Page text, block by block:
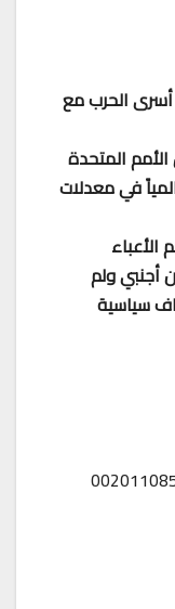
أسرى الحرب مع
الأمم المتحدة
في معدلات
أكثر من 10.5 مليون أجنبي ولم
سياسية